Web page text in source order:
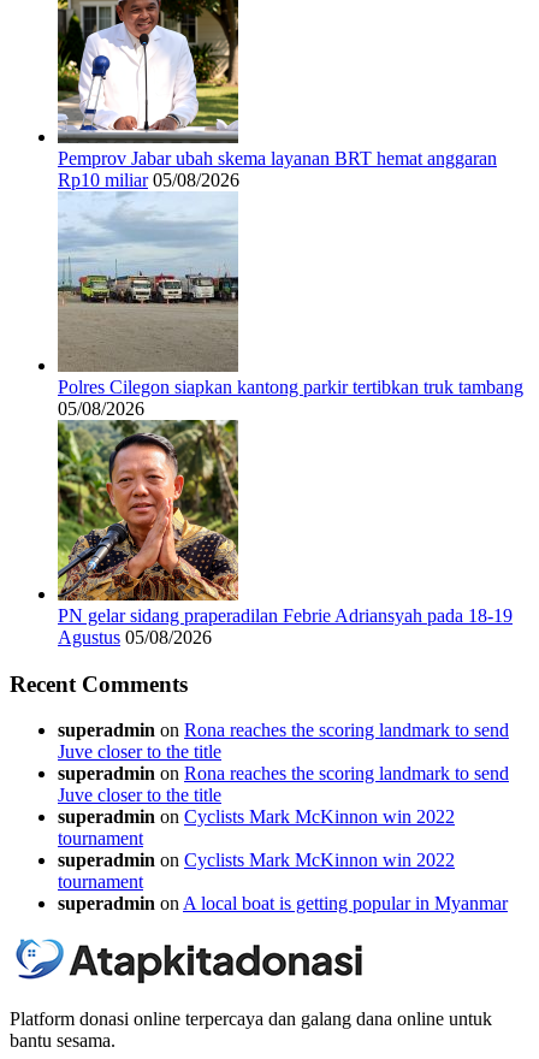
Pemprov Jabar ubah skema layanan BRT hemat anggaran
Rp10 miliar 05/08/2026
Polres Cilegon siapkan kantong parkir tertibkan truk tambang
05/08/2026
PN gelar sidang praperadilan Febrie Adriansyah pada 18-19
Agustus 05/08/2026
Recent Comments
superadmin on Rona reaches the scoring landmark to send
Juve closer to the title
superadmin on Rona reaches the scoring landmark to send
Juve closer to the title
superadmin on Cyclists Mark McKinnon win 2022
tournament
superadmin on Cyclists Mark McKinnon win 2022
tournament
superadmin on A local boat is getting popular in Myanmar
Platform donasi online terpercaya dan galang dana online untuk
bantu sesama.